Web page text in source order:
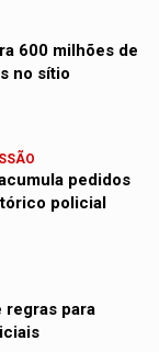
600 milhões de
no sítio
pedidos
policial
regras para